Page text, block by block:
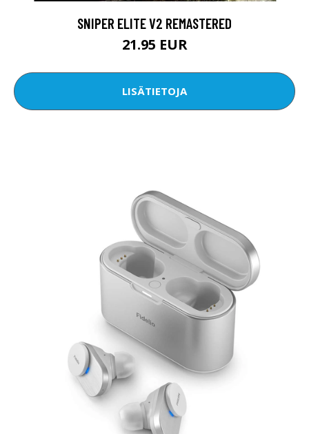
SNIPER ELITE V2 REMASTERED
21.95 EUR
LISÄTIETOJA